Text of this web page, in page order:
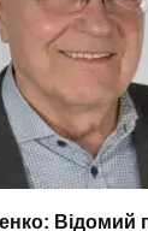
Відомий